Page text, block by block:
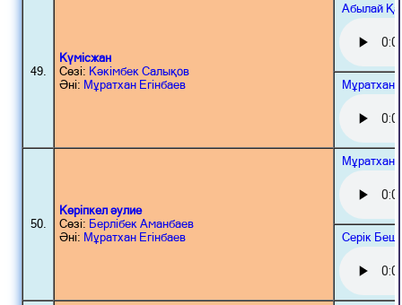
49.
Күмісжан
Сөзі: Кәкімбек Салықов
Әні: Мұратхан Егінбаев
Абылай
Мұратхан
50.
Көріпкел әулие
Сөзі: Берлібек Аманбаев
Әні: Мұратхан Егінбаев
Мұратхан
Серік